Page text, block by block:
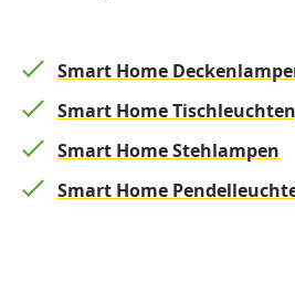
Smart Home
Smart Home
Smart Home Stehlampen
Smart Home